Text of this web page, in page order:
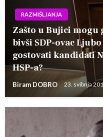
RAZMIŠLJANJA
Zašto u Bujici mogu
bivši SDP-ovac
gostovati kandidati
HSP-a?
Biram DOBRO 23. svibnja